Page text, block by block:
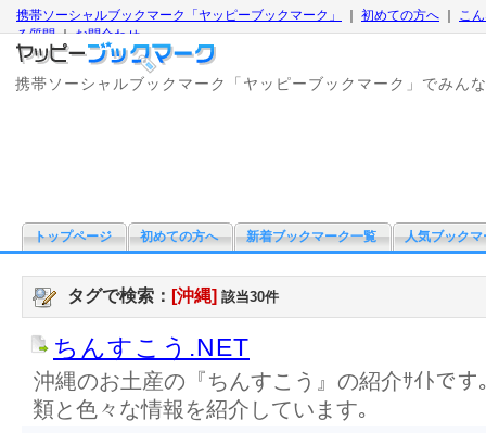
携帯ソーシャルブックマーク「ヤッピーブックマーク」 初めての方へ
こ
る質問｜お問合わせ
携帯ソーシャルブックマーク「ヤッピーブックマーク」でみん
トップページ 初めての方へ 新着ブックマーク一覧 人気ブックマ
タグで検索： [沖縄] 該当30件
ちんすこう.NET
沖縄のお土産の『ちんすこう』の紹介ｻｲﾄで
類と色々な情報を紹介しています｡